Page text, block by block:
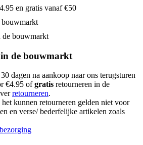
en gratis vanaf €50
bouwmarkt
de bouwmarkt
de bouwmarkt
dagen na aankoop naar ons terugsturen
€4.95 ofgratis retourneren in de
retourneren.
kunnen retourneren gelden niet voor
en verse/ bederfelijke artikelen zoals